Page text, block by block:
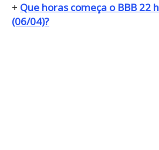
+ Que horas começa o BBB
(06/04)?